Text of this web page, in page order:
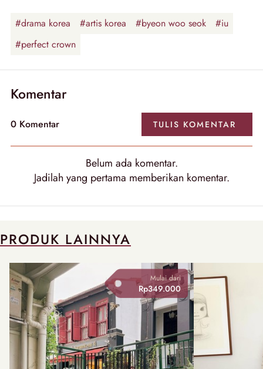
#drama korea #artis korea #byeon woo seok
#iu
#perfect crown
Komentar
0 Komentar TULIS KOMENTAR
Belum ada komentar.
Jadilah yang pertama memberikan komentar.
PRODUK LAINNYA
Mulai dari
Rp349.000